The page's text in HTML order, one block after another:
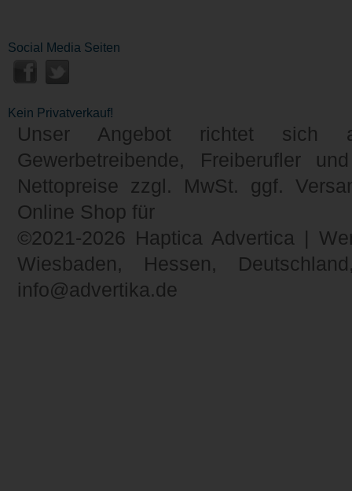
Social Media Seiten
Kein Privatverkauf!
Unser Angebot richtet sich
Gewerbetreibende, Freiberufler
Nettopreise zzgl. MwSt. ggf.
Online Shop für
©2021-2026 Haptica Advertica |
Wiesbaden, Hessen,
info@advertika.de